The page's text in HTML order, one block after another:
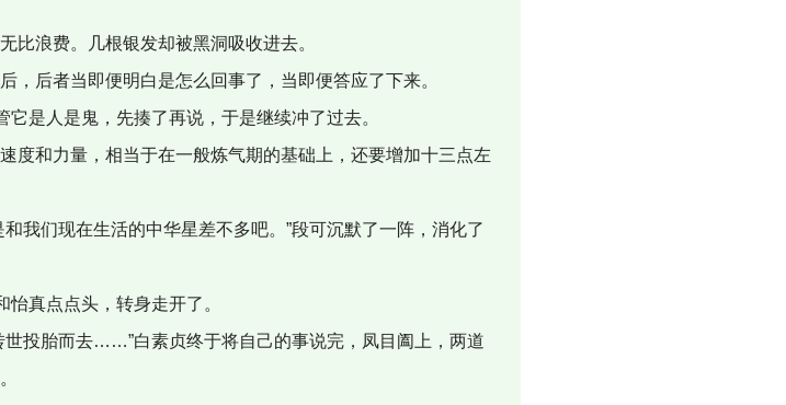
浪费。几根银发却被黑洞吸收进去。
后者当即便明白是怎么回事了，当即便答应了下来。
是人是鬼，先揍了再说，于是继续冲了过去。
和力量，相当于在一般炼气期的基础上，还要增加十三点左
们现在生活的中华星差不多吧。”段可沉默了一阵，消化了
真点点头，转身走开了。
投胎而去……”白素贞终于将自己的事说完，凤目阖上，两道